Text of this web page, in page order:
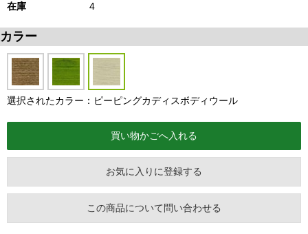
在庫
4
カラー
選択されたカラー：ピーピングカディスボディウール
お気に入りに登録する
この商品について問い合わせる